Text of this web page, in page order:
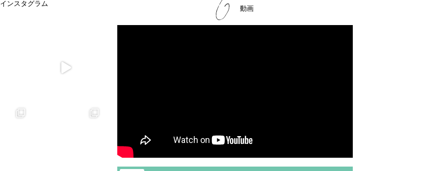
インスタグラム
動画